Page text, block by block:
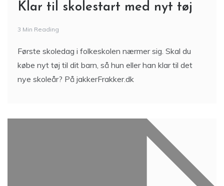
Klar til skolestart med nyt tøj
3 Min Reading
Første skoledag i folkeskolen nærmer sig. Skal du
købe nyt tøj til dit barn, så hun eller han klar til det
nye skoleår? På jakkerFrakker.dk